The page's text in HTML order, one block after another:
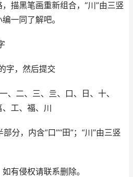
描黑笔画重新组合，”川”由三竖
一同了解吧。
字，然后提交
、二、三、亖、口、日、十、
工、福、川
分，内含“口”“田”；“川”由三竖
有侵权请联系删除。